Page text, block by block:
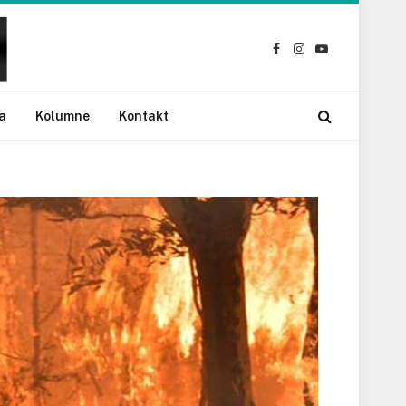
Facebook
Instagram
YouTube
Kolumne Kontakt